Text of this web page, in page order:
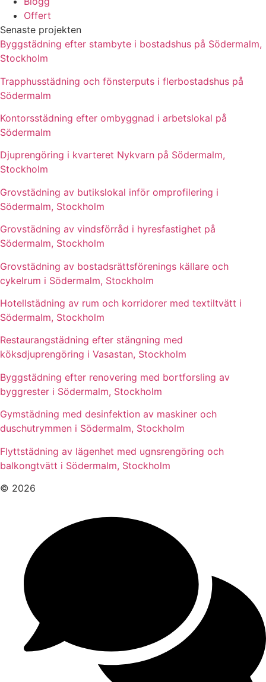
Offert
Senaste projekten
Byggstädning efter stambyte i bostadshus på Södermalm,
Stockholm
Trapphusstädning och fönsterputs i flerbostadshus på
Södermalm
Kontorsstädning efter ombyggnad i arbetslokal på
Södermalm
Djuprengöring i kvarteret Nykvarn på Södermalm,
Stockholm
Grovstädning av butikslokal inför omprofilering i
Södermalm, Stockholm
Grovstädning av vindsförråd i hyresfastighet på
Södermalm, Stockholm
Grovstädning av bostadsrättsförenings källare och
cykelrum i Södermalm, Stockholm
Hotellstädning av rum och korridorer med textiltvätt i
Södermalm, Stockholm
Restaurangstädning efter stängning med
köksdjuprengöring i Vasastan, Stockholm
Byggstädning efter renovering med bortforsling av
byggrester i Södermalm, Stockholm
Gymstädning med desinfektion av maskiner och
duschutrymmen i Södermalm, Stockholm
Flyttstädning av lägenhet med ugnsrengöring och
balkongtvätt i Södermalm, Stockholm
© 2026